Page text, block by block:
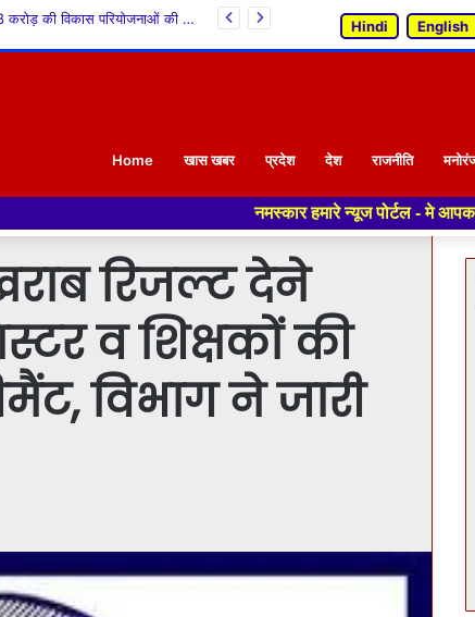
ज़िला स्तरीय स्वतंत्रता दिवस समारोह के आयोजन की तैयारियों के संबंध में बैठक आयोजित Hindi English
Home खास खबर प्रदेश देश राजनीति
नमस्कार हमारे न्यूज पोर्टल - मे आपका स्वागत हैं ,यहाँ
रिजल्ट देने
व शिक्षकों की
विभाग ने जारी